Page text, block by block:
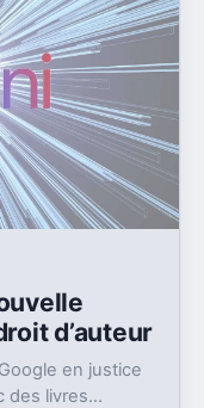
d’auteur
en justice
des livres